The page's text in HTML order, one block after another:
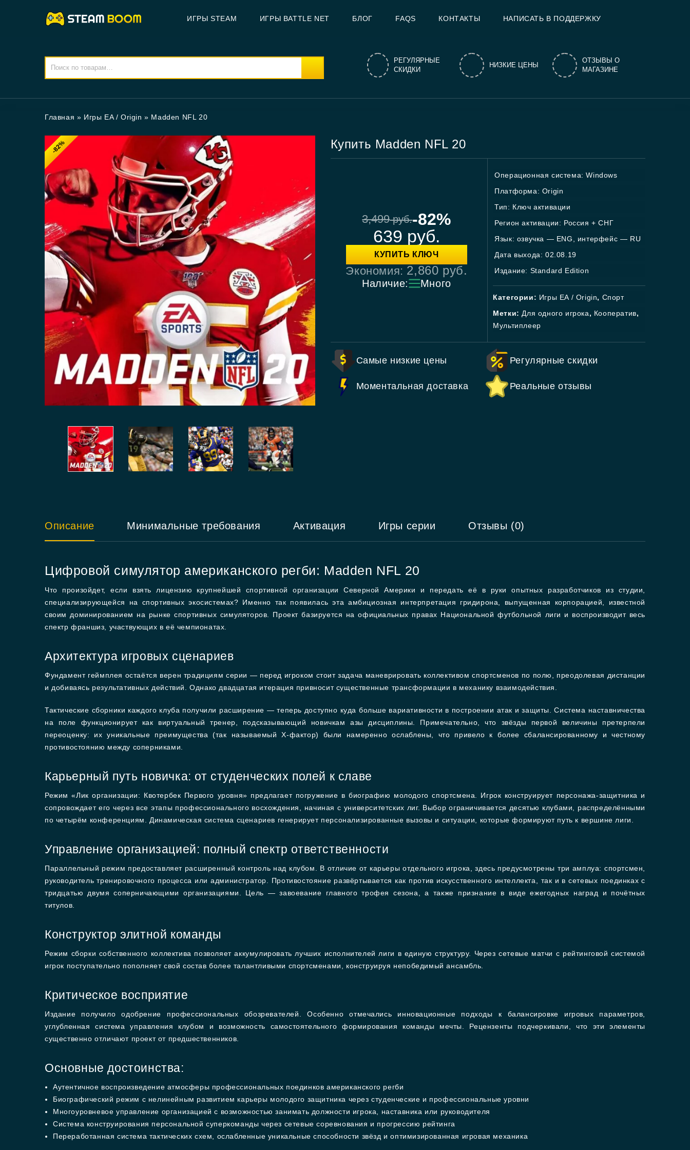
ИГРЫ STEAM ИГРЫ BATTLE NET БЛОГ FAQS КОНТАКТЫ НАПИСАТЬ В ПОДДЕРЖКУ
РЕГУЛЯРНЫЕ
СКИДКИ
НИЗКИЕ ЦЕНЫ
ОТЗЫВЫ О
МАГАЗИНЕ
Главная » Игры EA / Origin » Madden NFL 20
-82% Купить Madden NFL 20
3,499руб.-82%
639 руб.
КУПИТЬ КЛЮЧ
Экономия: 2,860 руб.
Наличие: Много
Операционная система: Windows
Платформа: Origin
Тип: Ключ активации
Регион активации: Россия + СНГ
Язык: озвучка — ENG, интерфейс — RU
Дата выхода: 02.08.19
Издание: Standard Edition
Категории: Игры EA / Origin, Спорт
Метки: Для одного игрока, Кооператив,
Мультиплеер
Самые низкие цены Регулярные скидки
Моментальная доставка Реальные отзывы
Описание Минимальные требования Активация Игры серии Отзывы (0)
Цифровой симулятор американского регби: Madden NFL 20
Что произойдет, если взять лицензию крупнейшей спортивной организации Северной Америки и передать её в руки опытных разработчиков из студии,
специализирующейся на спортивных экосистемах? Именно так появилась эта амбициозная интерпретация гридирона, выпущенная корпорацией, известной
своим доминированием на рынке спортивных симуляторов. Проект базируется на официальных правах Национальной футбольной лиги и воспроизводит весь
спектр франшиз, участвующих в её чемпионатах.
Архитектура игровых сценариев
Фундамент геймплея остаётся верен традициям серии — перед игроком стоит задача маневрировать коллективом спортсменов по полю, преодолевая дистанции
и добиваясь результативных действий. Однако двадцатая итерация привносит существенные трансформации в механику взаимодействия.
Тактические сборники каждого клуба получили расширение — теперь доступно куда больше вариативности в построении атак и защиты. Система наставничества
на поле функционирует как виртуальный тренер, подсказывающий новичкам азы дисциплины. Примечательно, что звёзды первой величины претерпели
переоценку: их уникальные преимущества (так называемый X-фактор) были намеренно ослаблены, что привело к более сбалансированному и честному
противостоянию между соперниками.
Карьерный путь новичка: от студенческих полей к славе
Режим «Лик организации: Квотербек Первого уровня» предлагает погружение в биографию молодого спортсмена. Игрок конструирует персонажа-защитника и
сопровождает его через все этапы профессионального восхождения, начиная с университетских лиг. Выбор ограничивается десятью клубами, распределёнными
по четырём конференциям. Динамическая система сценариев генерирует персонализированные вызовы и ситуации, которые формируют путь к вершине лиги.
Управление организацией: полный спектр ответственности
Параллельный режим предоставляет расширенный контроль над клубом. В отличие от карьеры отдельного игрока, здесь предусмотрены три амплуа: спортсмен,
руководитель тренировочного процесса или администратор. Противостояние развёртывается как против искусственного интеллекта, так и в сетевых поединках с
тридцатью двумя соперничающими организациями. Цель — завоевание главного трофея сезона, а также признание в виде ежегодных наград и почётных
титулов.
Конструктор элитной команды
Режим сборки собственного коллектива позволяет аккумулировать лучших исполнителей лиги в единую структуру. Через сетевые матчи с рейтинговой системой
игрок поступательно пополняет свой состав более талантливыми спортсменами, конструируя непобедимый ансамбль.
Критическое восприятие
Издание получило одобрение профессиональных обозревателей. Особенно отмечались инновационные подходы к балансировке игровых параметров,
углубленная система управления клубом и возможность самостоятельного формирования команды мечты. Рецензенты подчеркивали, что эти элементы
существенно отличают проект от предшественников.
Основные достоинства:
Аутентичное воспроизведение атмосферы профессиональных поединков американского регби
Биографический режим с нелинейным развитием карьеры молодого защитника через студенческие и профессиональные уровни
Многоуровневое управление организацией с возможностью занимать должности игрока, наставника или руководителя
Система конструирования персональной суперкоманды через сетевые соревнования и прогрессию рейтинга
Переработанная система тактических схем, ослабленные уникальные способности звёзд и оптимизированная игровая механика